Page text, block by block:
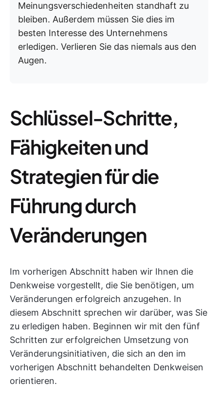
Meinungsverschiedenheiten standhaft zu
bleiben. Außerdem müssen Sie dies im
besten Interesse des Unternehmens
erledigen. Verlieren Sie das niemals aus den
Augen.
Schlüssel-Schritte,
Fähigkeiten und
Strategien für die
Führung durch
Veränderungen
Im vorherigen Abschnitt haben wir Ihnen die
Denkweise vorgestellt, die Sie benötigen, um
Veränderungen erfolgreich anzugehen. In
diesem Abschnitt sprechen wir darüber, was Sie
zu erledigen haben. Beginnen wir mit den fünf
Schritten zur erfolgreichen Umsetzung von
Veränderungsinitiativen, die sich an den im
vorherigen Abschnitt behandelten Denkweisen
orientieren.